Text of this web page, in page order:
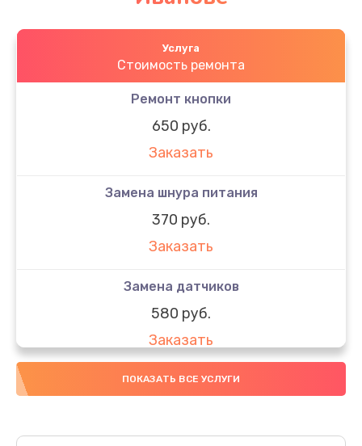
Услуга
Стоимость ремонта
Ремонт кнопки
650 руб.
Заказать
Замена шнура питания
370 руб.
Заказать
Замена датчиков
580 руб.
Заказать
Комплексная чистка
Заказать
ПОКАЗАТЬ ВСЕ УСЛУГИ